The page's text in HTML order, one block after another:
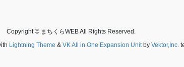
Copyright © まちくらWEB All Rights Reserved.
Lightning Theme & VK All in One Expansion Unitby Vektor,Inc.